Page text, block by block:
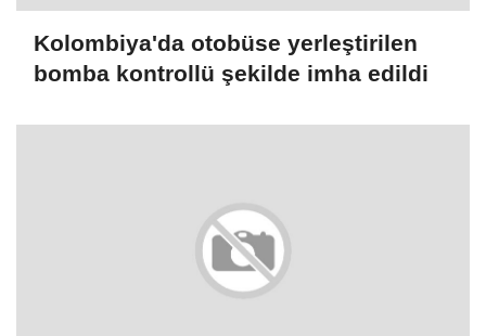
Kolombiya'da otobüse yerleştirilen
bomba kontrollü şekilde imha edildi